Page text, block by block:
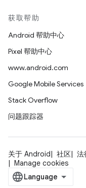
获取帮助
Android 帮助中心
Pixel 帮助中心
www.android.com
Google Mobile Services
Stack Overflow
问题跟踪器
关于 Android 社区 法
Manage cookies